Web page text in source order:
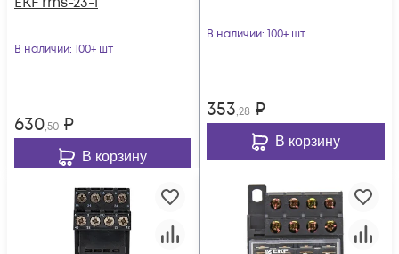
В наличии: 100+ шт
630,50 ₽
В корзину
В наличии: 100+ шт
353,28 ₽
В корзину